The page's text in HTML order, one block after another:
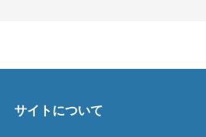
サイトについて